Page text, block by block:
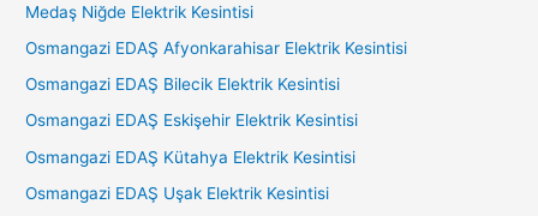
Medaş Niğde Elektrik Kesintisi
Osmangazi EDAŞ Afyonkarahisar Elektrik Kesintisi
Osmangazi EDAŞ Bilecik Elektrik Kesintisi
Osmangazi EDAŞ Eskişehir Elektrik Kesintisi
Osmangazi EDAŞ Kütahya Elektrik Kesintisi
Osmangazi EDAŞ Uşak Elektrik Kesintisi